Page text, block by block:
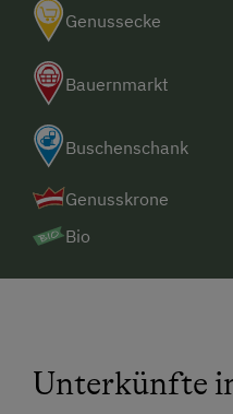
Genussecke
Bauernmarkt
Buschenschank
Genusskrone
Bio
Unterkünfte